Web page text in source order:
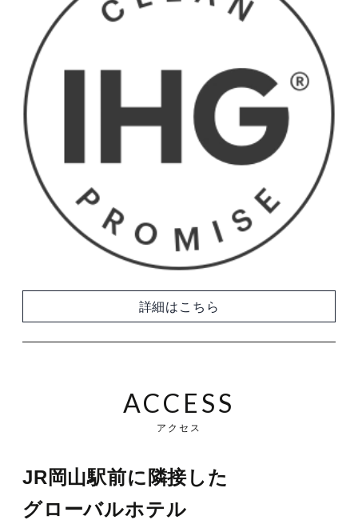
詳細はこちら
ACCESS
アクセス
JR岡山駅前に隣接した
グローバルホテル